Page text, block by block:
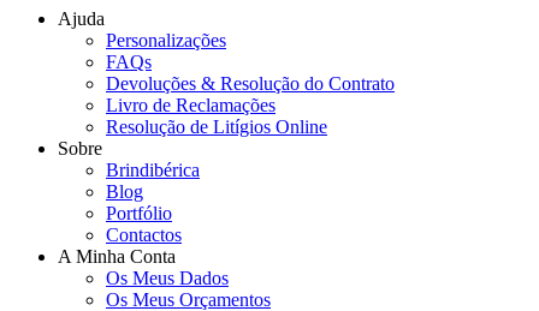
Ajuda
Personalizações
FAQs
Devoluções & Resolução do Contrato
Livro de Reclamações
Resolução de Litígios Online
Sobre
Brindibérica
Blog
Portfólio
Contactos
A Minha Conta
Os Meus Dados
Os Meus Orçamentos